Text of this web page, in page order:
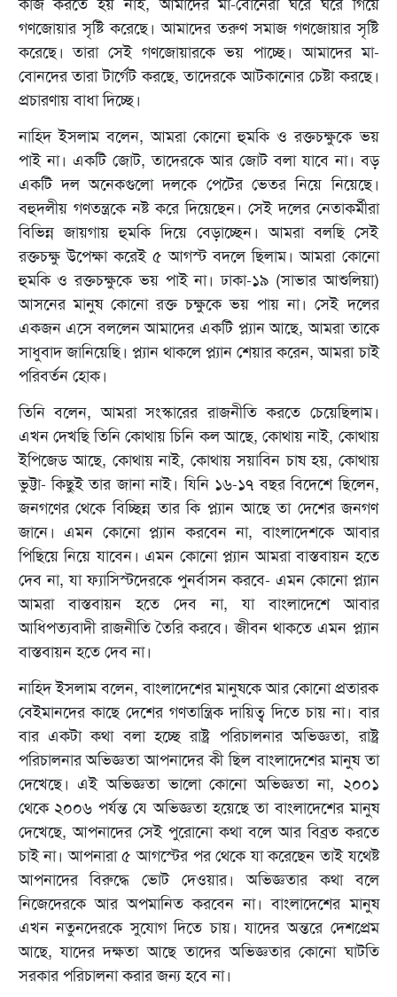
কাজ করতে হয় নাই, আমাদের মা-বোনেরা ঘরে ঘরে গিয়ে
গণজোয়ার সৃষ্টি করেছে। আমাদের তরুণ সমাজ গণজোয়ার সৃষ্টি
করেছে। তারা সেই গণজোয়ারকে ভয় পাচ্ছে। আমাদের মা-
বোনদের তারা টার্গেট করছে, তাদেরকে আটকানোর চেষ্টা করছে।
প্রচারণায় বাধা দিচ্ছে।
নাহিদ ইসলাম বলেন, আমরা কোনো হুমকি ও রক্তচক্ষুকে ভয়
পাই না। একটি জোট, তাদেরকে আর জোট বলা যাবে না। বড়
একটি দল অনেকগুলো দলকে পেটের ভেতর নিয়ে নিয়েছে।
বহুদলীয় গণতন্ত্রকে নষ্ট করে দিয়েছেন। সেই দলের নেতাকর্মীরা
বিভিন্ন জায়গায় হুমকি দিয়ে বেড়াচ্ছেন। আমরা বলছি সেই
রক্তচক্ষু উপেক্ষা করেই ৫ আগস্ট বদলে ছিলাম। আমরা কোনো
হুমকি ও রক্তচক্ষুকে ভয় পাই না। ঢাকা-১৯ (সাভার আশুলিয়া)
আসনের মানুষ কোনো রক্ত চক্ষুকে ভয় পায় না। সেই দলের
একজন এসে বললেন আমাদের একটি প্ল্যান আছে, আমরা তাকে
সাধুবাদ জানিয়েছি। প্ল্যান থাকলে প্ল্যান শেয়ার করেন, আমরা চাই
পরিবর্তন হোক।
তিনি বলেন, আমরা সংস্কারের রাজনীতি করতে চেয়েছিলাম।
এখন দেখছি তিনি কোথায় চিনি কল আছে, কোথায় নাই, কোথায়
ইপিজেড আছে, কোথায় নাই, কোথায় সয়াবিন চাষ হয়, কোথায়
ভুট্টা- কিছুই তার জানা নাই। যিনি ১৬-১৭ বছর বিদেশে ছিলেন,
জনগণের থেকে বিচ্ছিন্ন তার কি প্ল্যান আছে তা দেশের জনগণ
জানে। এমন কোনো প্ল্যান করবেন না, বাংলাদেশকে আবার
পিছিয়ে নিয়ে যাবেন। এমন কোনো প্ল্যান আমরা বাস্তবায়ন হতে
দেব না, যা ফ্যাসিস্টদেরকে পুনর্বাসন করবে- এমন কোনো প্ল্যান
আমরা বাস্তবায়ন হতে দেব না, যা বাংলাদেশে আবার
আধিপত্যবাদী রাজনীতি তৈরি করবে। জীবন থাকতে এমন প্ল্যান
বাস্তবায়ন হতে দেব না।
নাহিদ ইসলাম বলেন, বাংলাদেশের মানুষকে আর কোনো প্রতারক
বেইমানদের কাছে দেশের গণতান্ত্রিক দায়িত্ব দিতে চায় না। বার
বার একটা কথা বলা হচ্ছে রাষ্ট্র পরিচালনার অভিজ্ঞতা, রাষ্ট্র
পরিচালনার অভিজ্ঞতা আপনাদের কী ছিল বাংলাদেশের মানুষ তা
দেখেছে। এই অভিজ্ঞতা ভালো কোনো অভিজ্ঞতা না, ২০০১
থেকে ২০০৬ পর্যন্ত যে অভিজ্ঞতা হয়েছে তা বাংলাদেশের মানুষ
দেখেছে, আপনাদের সেই পুরোনো কথা বলে আর বিব্রত করতে
চাই না। আপনারা ৫ আগস্টের পর থেকে যা করেছেন তাই যথেষ্ট
আপনাদের বিরুদ্ধে ভোট দেওয়ার। অভিজ্ঞতার কথা বলে
নিজেদেরকে আর অপমানিত করবেন না। বাংলাদেশের মানুষ
এখন নতুনদেরকে সুযোগ দিতে চায়। যাদের অন্তরে দেশপ্রেম
আছে, যাদের দক্ষতা আছে তাদের অভিজ্ঞতার কোনো ঘাটতি
সরকার পরিচালনা করার জন্য হবে না।